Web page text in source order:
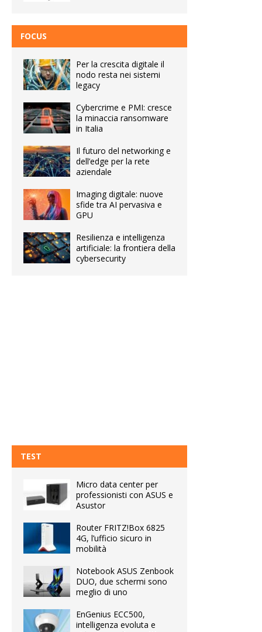
FOCUS
Per la crescita digitale il
nodo resta nei sistemi
legacy
Cybercrime e PMI: cresce
la minaccia ransomware
in Italia
Il futuro del networking e
dell’edge per la rete
aziendale
Imaging digitale: nuove
sfide tra AI pervasiva e
GPU
Resilienza e intelligenza
artificiale: la frontiera della
cybersecurity
TEST
Micro data center per
professionisti con ASUS e
Asustor
Router FRITZ!Box 6825
4G, l’ufficio sicuro in
mobilità
Notebook ASUS Zenbook
DUO, due schermi sono
meglio di uno
EnGenius ECC500,
intelligenza evoluta e